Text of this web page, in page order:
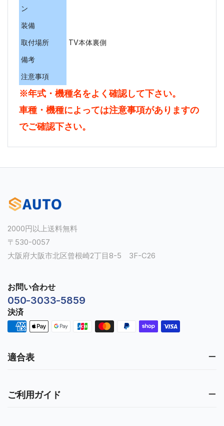
ン
装備
取付場所
TV本体裏側
備考
注意事項
※年式・機種名をよく確認して下さい。
車種・機種によっては注意事項がありますの
でご確認下さい。
2000円以上送料無料
〒530-0057
大阪府大阪市北区曾根崎2丁目8-5 3F-C26
お問い合わせ
050-3033-5859
決済
適合表
ご利用ガイド